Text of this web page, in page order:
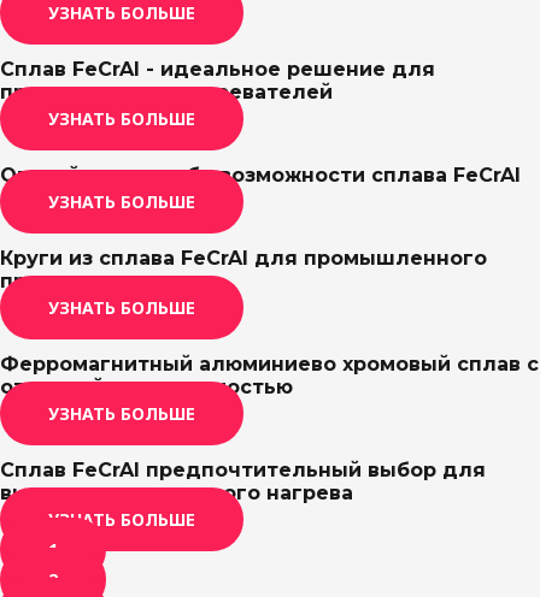
УЗНАТЬ БОЛЬШЕ
Сплав FeCrAl - идеальное решение для
промышленных нагревателей
УЗНАТЬ БОЛЬШЕ
Откройте для себя возможности сплава FeCrAl
УЗНАТЬ БОЛЬШЕ
Круги из сплава FeCrAl для промышленного
применения
УЗНАТЬ БОЛЬШЕ
Ферромагнитный алюминиево хромовый сплав с
отличной свариваемостью
УЗНАТЬ БОЛЬШЕ
Сплав FeCrAl предпочтительный выбор для
высокотемпературного нагрева
УЗНАТЬ БОЛЬШЕ
1
2